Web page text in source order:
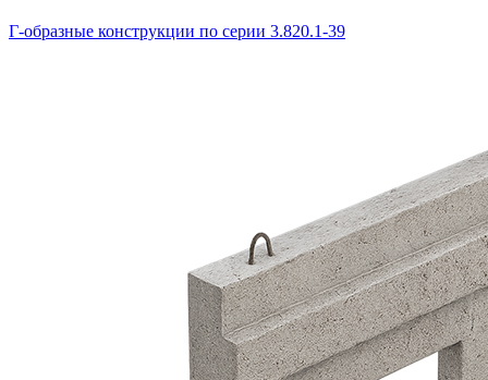
Г-образные конструкции по серии 3.820.1-39